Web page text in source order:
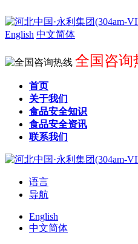
English 中文简体
全国咨询
首页
关于我们
食品安全知识
食品安全资讯
联系我们
语言
导航
English
中文简体